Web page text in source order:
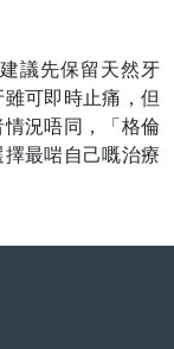
議先保留天然牙
可即時止痛，但
況唔同，「 格倫
擇最啱自己嘅治療